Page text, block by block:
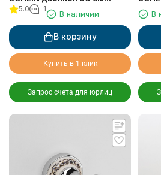
(7053040)
5.0 1
В наличии
В корзину
Купить в 1 клик
Запрос счета для юрлиц
В